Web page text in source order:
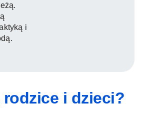
i
i dzieci?